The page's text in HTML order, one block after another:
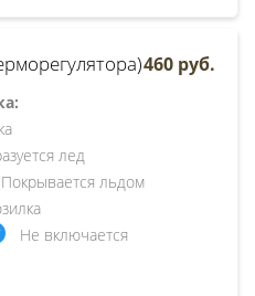
лед
Покрывается льдом
Не включается
460 руб.